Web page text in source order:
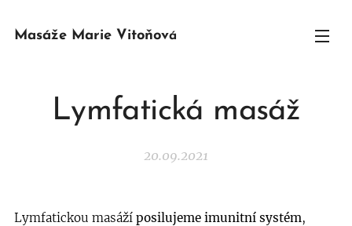
Masáže Marie Vitoňová
Lymfatická masáž
20.09.2021
Lymfatickou masáží posilujeme imunitní systém,